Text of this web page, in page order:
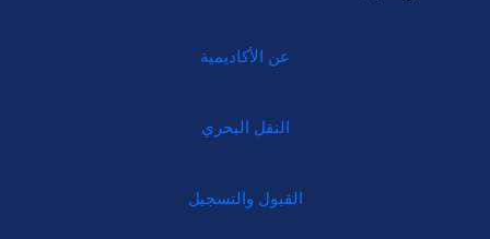
عن الأكاديمية
النقل البحري
القبول والتسجيل